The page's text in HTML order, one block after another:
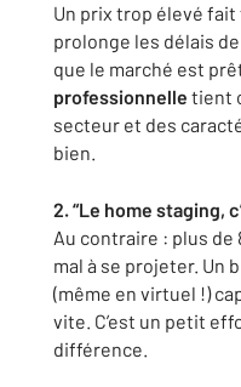
Un prix trop élevé
prolonge les délais
que le marché est
professionnelle tient
secteur et des
bien.
2. “Le home staging,
Au contraire : plus de
mal à se projeter. Un
(même en virtuel !)
vite. C’est un petit
différence.